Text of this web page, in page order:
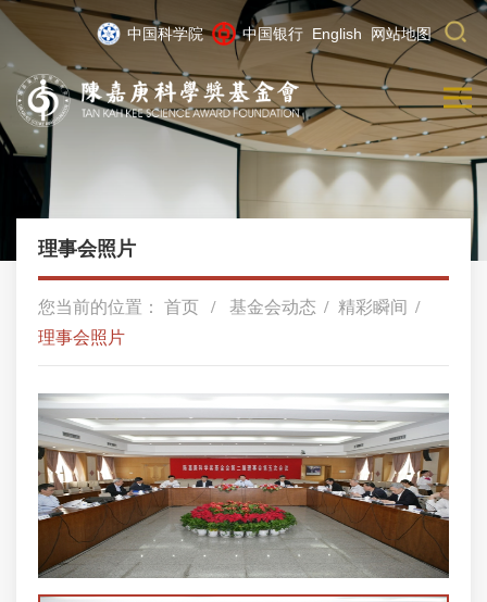
中国科学院 中国银行 English 网站地图
理事会照片
您当前的位置： 首页 基金会动态
精彩瞬间
理事会照片